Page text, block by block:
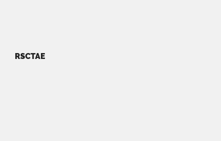
RSCTAE